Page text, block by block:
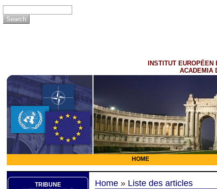
INSTITUT EUROPÉEN
ACADEMIA
HOME
TRIBUNE
Home » Liste des articles